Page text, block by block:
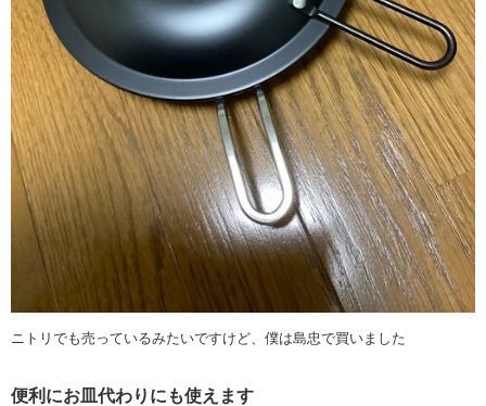
ニトリでも売っているみたいですけど、僕は島忠で買いました
便利にお皿代わりにも使えます